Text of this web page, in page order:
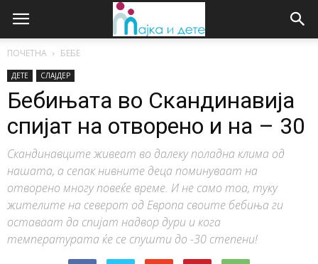
ПОЧЕТНА БЕБЕ
ДЕТЕ СЛАЈДЕР
Бебињата во Скандинавија
спијат на отворено и на – 30
Скандинавците живеат во далеку поладна клима од
нашата, а сепак нивните деца поминуваат на
отворено многу повеќе време. И не само тоа, туку
жителите на северот од Европа своите бебиња ги
оставаат да спијат надвор дури и кога
температурата ќе се спушти до -30 степени!